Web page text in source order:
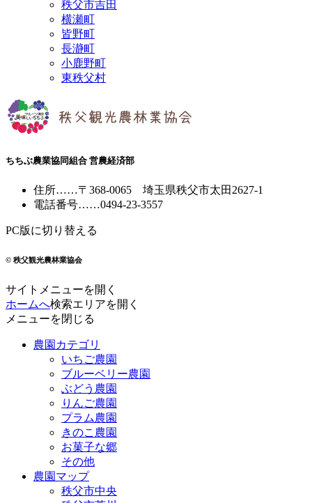
秩父市吉田
横瀬町
皆野町
長瀞町
小鹿野町
東秩父村
ちちぶ農業協同組合 営農経済部
住所……〒368-0065 埼玉県秩父市太田2627-1
電話番号……0494-23-3557
PC版に切り替える
© 秩父観光農林業協会
サイトメニューを開く
ホームへ検索エリアを開く
メニューを閉じる
農園カテゴリ
いちご農園
ブルーベリー農園
ぶどう農園
りんご農園
プラム農園
きのこ農園
お菓子な郷
その他
農園マップ
秩父市中央